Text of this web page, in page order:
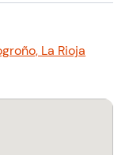
La Rioja